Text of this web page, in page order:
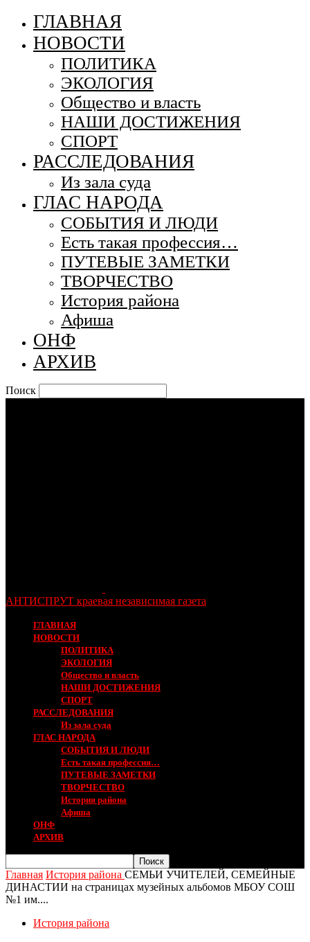
ГЛАВНАЯ
НОВОСТИ
ПОЛИТИКА
ЭКОЛОГИЯ
Общество и власть
НАШИ ДОСТИЖЕНИЯ
СПОРТ
РАССЛЕДОВАНИЯ
Из зала суда
ГЛАС НАРОДА
СОБЫТИЯ И ЛЮДИ
Есть такая профессия…
ПУТЕВЫЕ ЗАМЕТКИ
ТВОРЧЕСТВО
История района
Афиша
ОНФ
АРХИВ
Поиск
АНТИСПРУТ краевая независимая газета
ГЛАВНАЯ
НОВОСТИ
ПОЛИТИКА
ЭКОЛОГИЯ
Общество и власть
НАШИ ДОСТИЖЕНИЯ
СПОРТ
РАССЛЕДОВАНИЯ
Из зала суда
ГЛАС НАРОДА
СОБЫТИЯ И ЛЮДИ
Есть такая профессия…
ПУТЕВЫЕ ЗАМЕТКИ
ТВОРЧЕСТВО
История района
Афиша
ОНФ
АРХИВ
Главная История района СЕМЬИ УЧИТЕЛЕЙ, СЕМЕЙНЫЕ
ДИНАСТИИ на страницах музейных альбомов МБОУ СОШ
№1 им....
История района